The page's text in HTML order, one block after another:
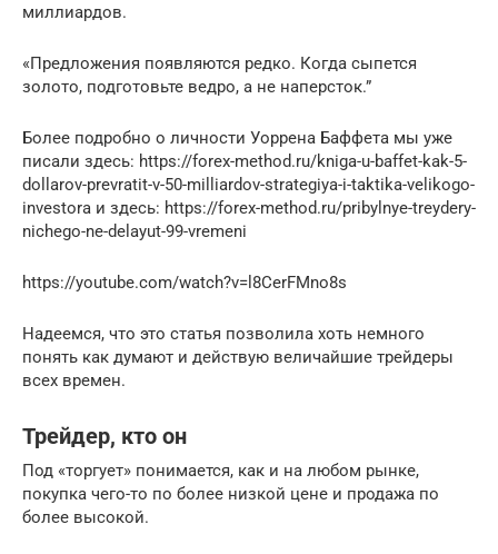
миллиардов.
«Предложения появляются редко. Когда сыпется
золото, подготовьте ведро, а не наперсток.”
Более подробно о личности Уоррена Баффета мы уже
писали здесь: https://forex-method.ru/kniga-u-baffet-kak-5-
dollarov-prevratit-v-50-milliardov-strategiya-i-taktika-velikogo-
investora и здесь: https://forex-method.ru/pribylnye-treydery-
nichego-ne-delayut-99-vremeni
https://youtube.com/watch?v=l8CerFMno8s
Надеемся, что это статья позволила хоть немного
понять как думают и действую величайшие трейдеры
всех времен.
Трейдер, кто он
Под «торгует» понимается, как и на любом рынке,
покупка чего-то по более низкой цене и продажа по
более высокой.